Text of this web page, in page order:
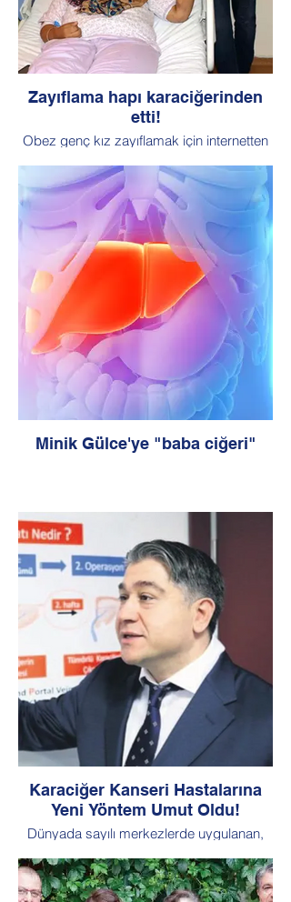
Zayıflama hapı karaciğerinden
etti!
Obez genç kız zayıflamak için internetten
diye güvendiği ilacın etkisiyle karaciğeri
iflas eden Libyalı Wafaa Mussa'yı hayata
döndüren nakil Türkiye'de yapıldı.
Karaciğer nakli sonrasında sağlığına
kavuşan Mussa 115 kilodan 85 kiloya
düştü.
Minik Gülce'ye "baba ciğeri"
Karaciğer Kanseri Hastalarına
Yeni Yöntem Umut Oldu!
Dünyada sayılı merkezlerde uygulanan,
beraberindeki ekiple gerçekleştirilen iki
aşamalı ameliyat tekniği, normal